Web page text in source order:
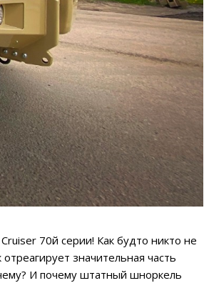
70й серии! Как будто никто не
значительная часть
И почему штатный шноркель